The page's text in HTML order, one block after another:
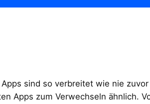
sind so verbreitet wie nie zuvor
Apps zum Verwechseln ähnlich.